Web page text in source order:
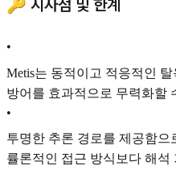
🔑 시사점 및 한계
•
Metis는 동적이고 적응적인
방어를 효과적으로 무력화할
•
투명한 추론 경로를 제공함으
률론적인 접근 방식보다 해석